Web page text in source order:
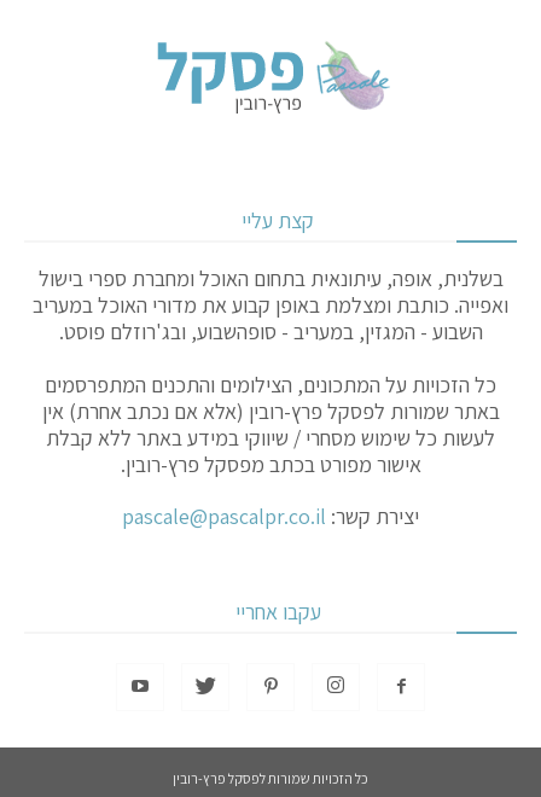
קצת עליי
בשלנית, אופה, עיתונאית בתחום האוכל ומחברת ספרי בישול
ואפייה. כותבת ומצלמת באופן קבוע את מדורי האוכל במעריב
השבוע - המגזין, במעריב - סופהשבוע, ובג'רוזלם פוסט.
כל הזכויות על המתכונים, הצילומים והתכנים המתפרסמים
באתר שמורות לפסקל פרץ-רובין (אלא אם נכתב אחרת) אין
לעשות כל שימוש מסחרי / שיווקי במידע באתר ללא קבלת
אישור מפורט בכתב מפסקל פרץ-רובין.
יצירת קשר: pascale@pascalpr.co.il
עקבו אחריי
כל הזכויות שמורות לפסקל פרץ-רובין